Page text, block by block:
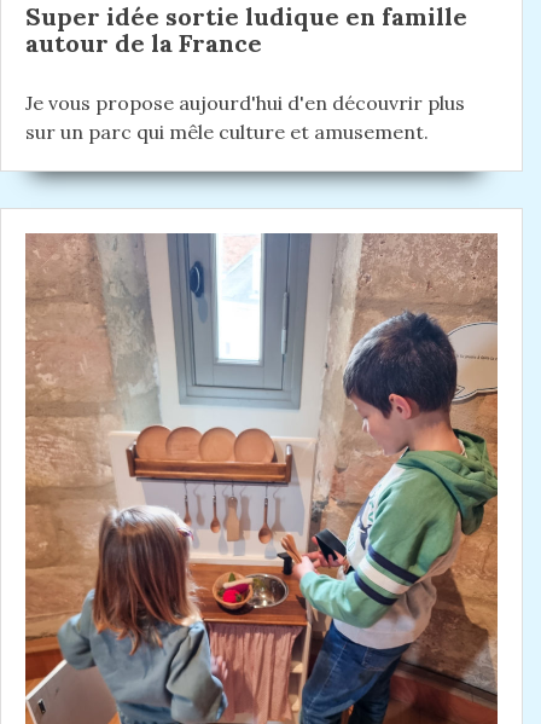
t
c
e
Super idée sortie ludique en famille
autour de la France
Je vous propose aujourd'hui d'en découvrir plus
sur un parc qui mêle culture et amusement.